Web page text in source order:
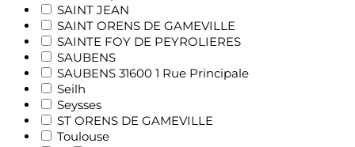
SAINT JEAN
SAINT ORENS DE GAMEVILLE
SAINTE FOY DE PEYROLIERES
SAUBENS
SAUBENS 31600 1 Rue Principale
Seilh
Seysses
ST ORENS DE GAMEVILLE
Toulouse